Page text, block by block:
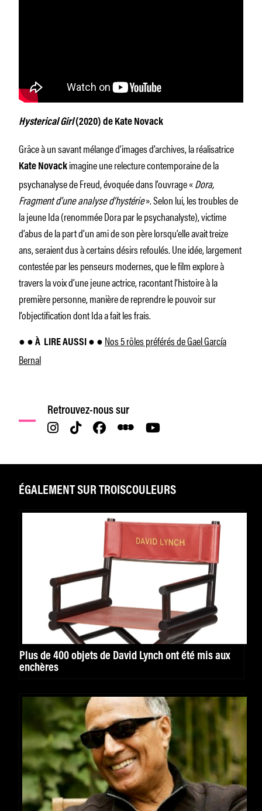
Hysterical Girl(2020) de Kate Novack
Grâce à un savant mélange d’images d’archives, la réalisatrice
Kate Novack imagine une relecture contemporaine de la
psychanalyse de Freud, évoquée dans l’ouvrage «Dora,
Fragment d’une analyse d’hystérie». Selon lui, les troubles de
la jeune Ida (renommée Dora par le psychanalyste), victime
d’abus de la part d’un ami de son père lorsqu’elle avait treize
ans, seraient dus à certains désirs refoulés. Une idée, largement
contestée par les penseurs modernes, que le film explore à
travers la voix d’une jeune actrice, racontant l’histoire à la
première personne, manière de reprendre le pouvoir sur
l’objectification dont Ida a fait les frais.
● ● À LIRE AUSSI ● ● Nos 5 rôles préférés de Gael García
Bernal
Retrouvez-nous sur
ÉGALEMENT SUR TROISCOULEURS
Plus de 400 objets de David Lynch ont été mis aux
enchères